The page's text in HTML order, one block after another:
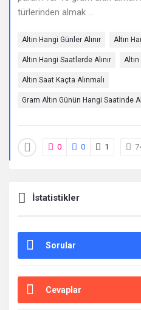
türlerinden almak ...
Altın Hangi Günler Alınır Altın
Altın Hangi Saatlerde Alınır Altın
Altın Saat Kaçta Alınmalı
Gram Altın Günün Hangi Saatinde
0 0 1
İstatistikler
Sorular
Cevaplar